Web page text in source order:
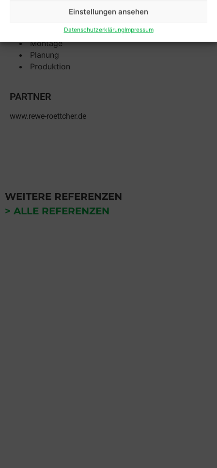
Einstellungen ansehen
DatenschutzerklärungImpressum
3D-Visualisierung
Fertigungsplanung
Montage
Planung
Produktion
PARTNER
www.rewe-roettcher.de
WEITERE REFERENZEN
> ALLE REFERENZEN